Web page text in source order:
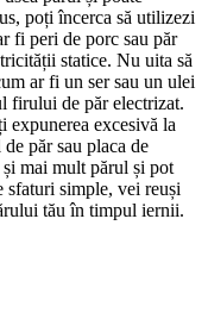
poți încerca să utilizezi
fi peri de porc sau păr
statice. Nu uita să
ar fi un ser sau un ulei
firului de păr electrizat.
expunerea excesivă la
păr sau placa de
și mai mult părul și pot
sfaturi simple, vei reuși
tău în timpul iernii.